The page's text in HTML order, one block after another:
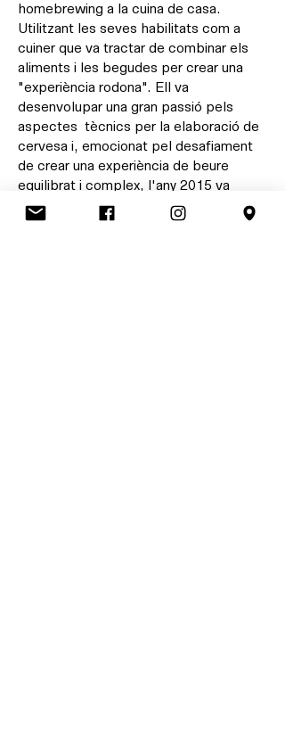
homebrewing a la cuina de casa.
Utilitzant les seves habilitats com a
cuiner que va tractar de combinar els
aliments i les begudes per crear una
"experiència rodona". Ell va
desenvolupar una gran passió pels
aspectes tècnics per la elaboració de
cervesa i, emocionat pel desafiament
de crear una experiència de beure
equilibrat i complex, l'any 2015 va
decidir renunciar la cuinar i dedicar tota
la seva energia a l'elaboració de